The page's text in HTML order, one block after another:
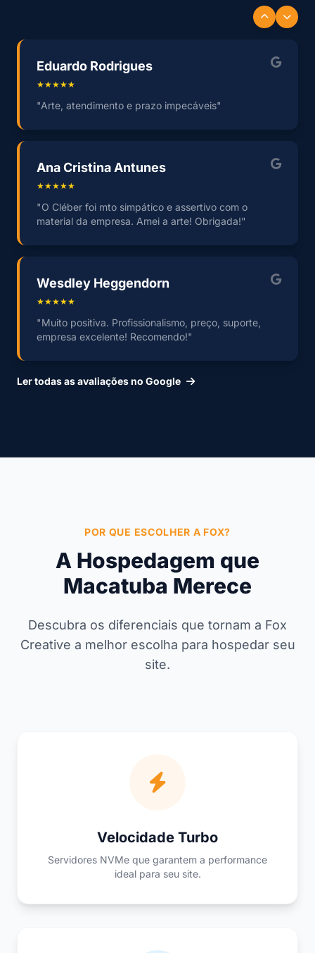
Eduardo Rodrigues
★★★★★
"Arte, atendimento e prazo impecáveis"
Ana Cristina Antunes
★★★★★
"O Cléber foi mto simpático e assertivo com o
material da empresa. Amei a arte! Obrigada!"
Wesdley Heggendorn
★★★★★
"Muito positiva. Profissionalismo, preço, suporte,
empresa excelente! Recomendo!"
Ler todas as avaliações no Google
POR QUE ESCOLHER A FOX?
A Hospedagem que
Macatuba Merece
Descubra os diferenciais que tornam a Fox
Creative a melhor escolha para hospedar seu
site.
Velocidade Turbo
Servidores NVMe que garantem a performance
ideal para seu site.